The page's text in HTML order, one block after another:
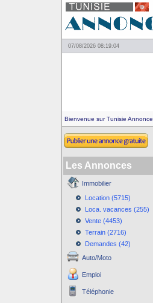
07/08/2026 08:19:04
Bienvenue sur Tunisie Annonce.
Les Annonces
Immobilier
Location (5715)
Loca. vacances (255)
Vente (4453)
Terrain (2716)
Demandes (42)
Auto/Moto
Emploi
Téléphonie